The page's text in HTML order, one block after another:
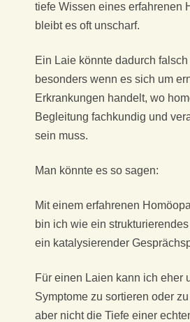
tiefe Wissen eines erfahrenen
bleibt es oft unscharf.
Ein Laie könnte dadurch
besonders wenn es sich um
Erkrankungen handelt, wo
Begleitung fachkundig und
sein muss.
Man könnte es so sagen:
Mit einem erfahrenen
bin ich wie ein
ein katalysierender
Für einen Laien kann ich eher
Symptome zu sortieren oder
aber nicht die Tiefe einer